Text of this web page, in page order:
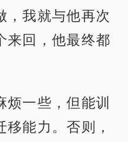
，我就与他再次
来回，他最终都
一些，但能训
能力。否则，